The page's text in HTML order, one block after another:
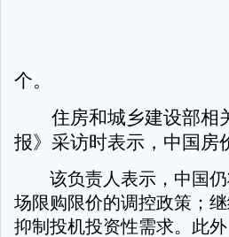
个。
住房和城乡建设部相
报》采访时表示，中国房
该负责人表示，中国仍
场限购限价的调控政策；
抑制投机投资性需求。此